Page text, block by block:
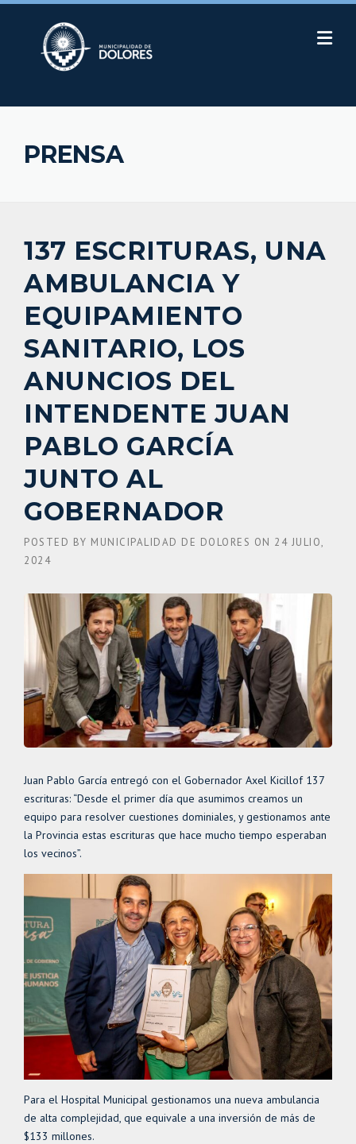
Skip
PRENSA
137 ESCRITURAS, UNA
AMBULANCIA Y
EQUIPAMIENTO
SANITARIO, LOS
ANUNCIOS DEL
INTENDENTE JUAN
PABLO GARCÍA
JUNTO AL
GOBERNADOR
POSTED BY MUNICIPALIDAD DE DOLORES ON 24 JULIO,
2024
Juan Pablo García entregó con el Gobernador Axel Kicillof 137
escrituras: “Desde el primer día que asumimos creamos un
equipo para resolver cuestiones dominiales, y gestionamos ante
la Provincia estas escrituras que hace mucho tiempo esperaban
los vecinos”.
Para el Hospital Municipal gestionamos una nueva ambulancia
de alta complejidad, que equivale a una inversión de más de
$133 millones.